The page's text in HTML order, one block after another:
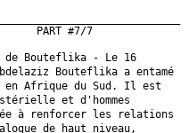
PART #7/7
Bouteflika - Le 16
Bouteflika a entamé
en Afrique du Sud. Il est
et d'hommes
à renforcer les relations
de haut niveau,